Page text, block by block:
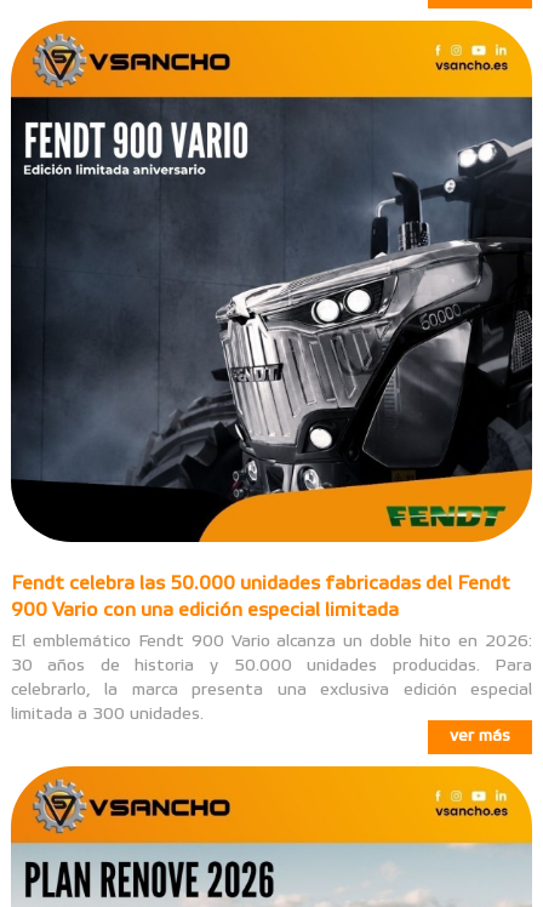
Fendt celebra las 50.000 unidades fabricadas del Fendt
900 Vario con una edición especial limitada
El emblemático Fendt 900 Vario alcanza un doble hito en 2026:
30 años de historia y 50.000 unidades producidas. Para
celebrarlo, la marca presenta una exclusiva edición especial
limitada a 300 unidades.
ver más